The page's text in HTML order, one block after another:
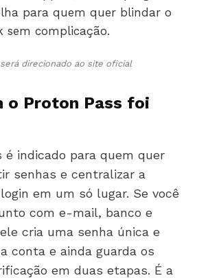
para quem quer blindar o
sem complicação.
será direcionado ao site oficial
o Proton Pass foi
é indicado para quem quer
senhas e centralizar a
em um só lugar. Se você
com e-mail, banco e
cria uma senha única e
conta e ainda guarda os
em duas etapas. É a